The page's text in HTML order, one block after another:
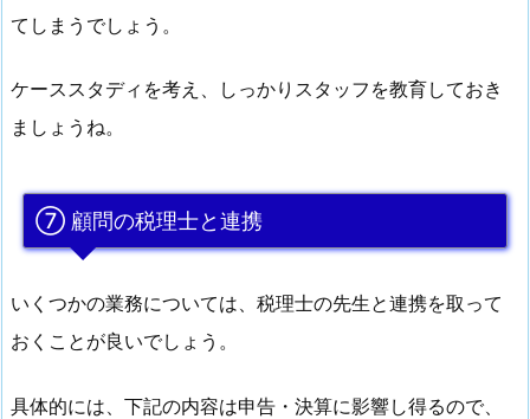
てしまうでしょう。
ケーススタディを考え、しっかりスタッフを教育しておき
ましょうね。
⑦ 顧問の税理士と連携
いくつかの業務については、税理士の先生と連携を取って
おくことが良いでしょう。
具体的には、下記の内容は申告・決算に影響し得るので、